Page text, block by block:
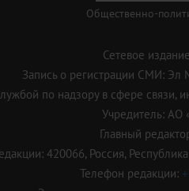
Общественно-
Сетевое
Запись о регистрации СМИ:
по надзору в сфере
Учредитель:
Главный
420066, Россия, Республика
Телефон редакции: